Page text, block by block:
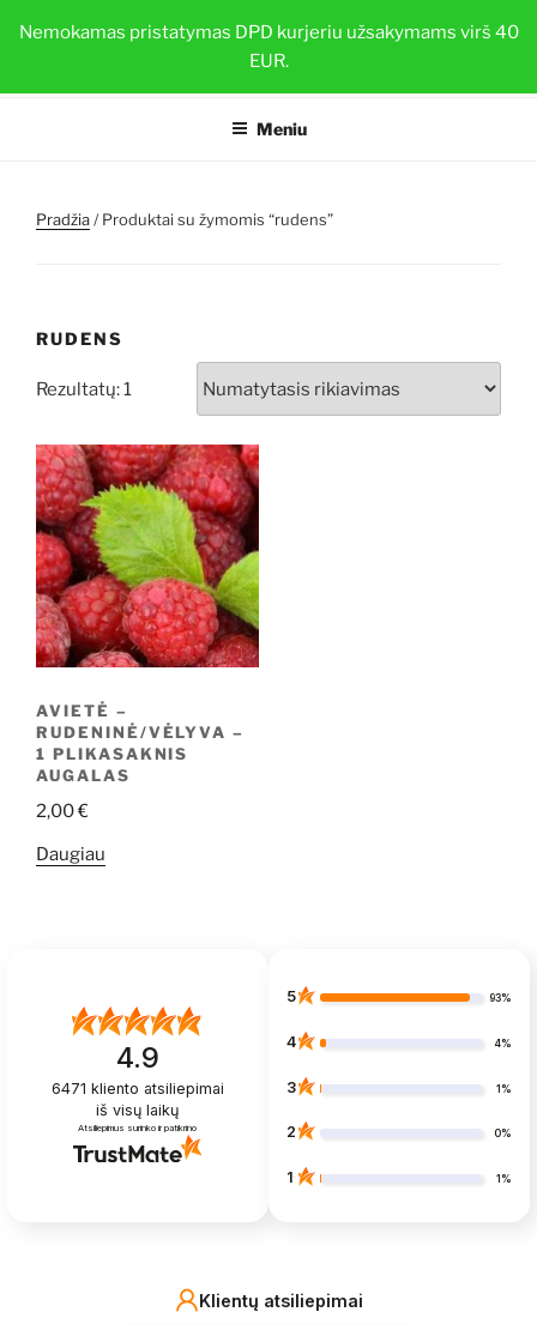
Nemokamas pristatymas DPD kurjeriu užsakymams virš 40
EUR.
prie BRAŠKIŲ DAIGAI
Sveiki ir stiprūs augalai su TOP-PLANT™
Meniu
Pradžia/ Produktai su žymomis “rudens”
RUDENS
Rezultatų: 1
AVIETĖ –
RUDENINĖ/VĖLYVA –
1 PLIKASAKNIS
AUGALAS
2,00€
Daugiau
4.9
6471 kliento atsiliepimai
iš visų laikų
Atsiliepimus surinko ir patikrino
5 93%
4 4%
3 1%
2 0%
1 1%
Klientų atsiliepimai